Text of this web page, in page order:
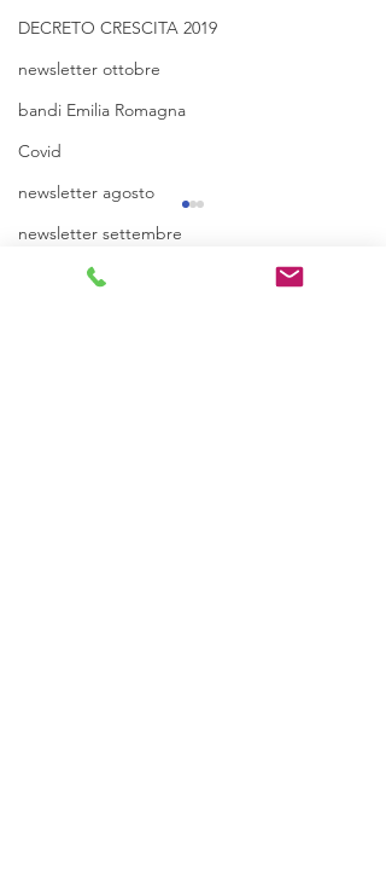
DECRETO CRESCITA 2019
newsletter ottobre
bandi Emilia Romagna
Covid
newsletter agosto
newsletter settembre